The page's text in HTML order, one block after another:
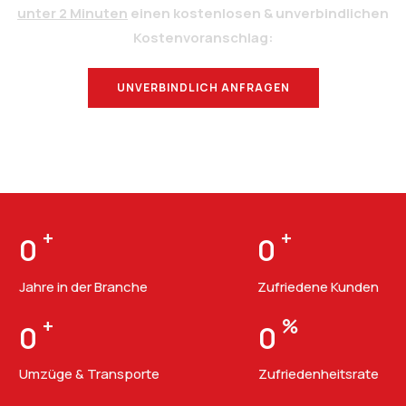
unter 2 Minuten einen kostenlosen & unverbindlichen
Kostenvoranschlag:
UNVERBINDLICH ANFRAGEN
0 +
Jahre in der Branche
0 +
Zufriedene Kunden
0 +
Umzüge & Transporte
0 %
Zufriedenheitsrate